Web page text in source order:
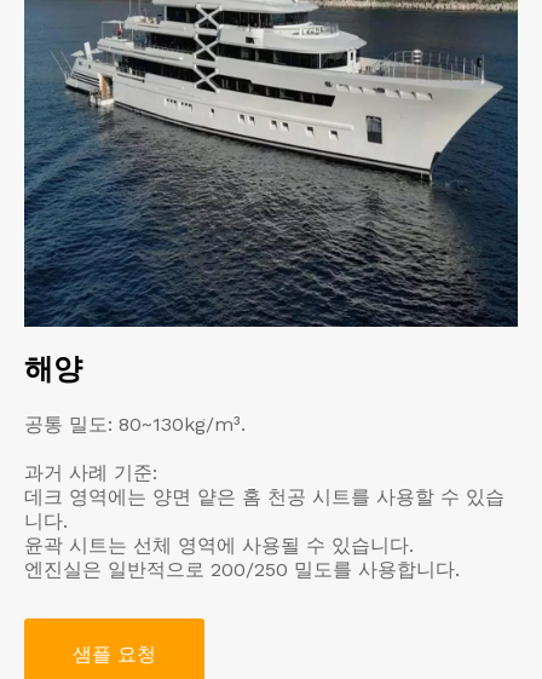
해양
공통 밀도: 80~130kg/m³.
과거 사례 기준:
데크 영역에는 양면 얕은 홈 천공 시트를 사용할 수 있습
니다.
윤곽 시트는 선체 영역에 사용될 수 있습니다.
엔진실은 일반적으로 200/250 밀도를 사용합니다.
샘플 요청